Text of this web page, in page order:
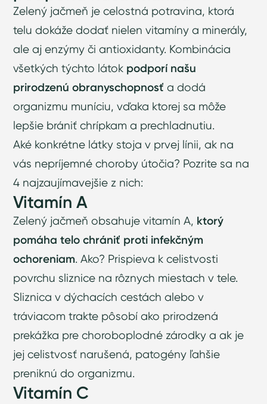
Zelený jačmeň je celostná potravina, ktorá
telu dokáže dodať nielen vitamíny a minerály,
ale aj enzýmy či antioxidanty. Kombinácia
všetkých týchto látok podporí našu
prirodzenú obranyschopnosť a dodá
organizmu muníciu, vďaka ktorej sa môže
lepšie brániť chrípkam a prechladnutiu.
Aké konkrétne látky stoja v prvej línii, ak na
vás nepríjemné choroby útočia? Pozrite sa na
4 najzaujímavejšie z nich:
Vitamín A
Zelený jačmeň obsahuje vitamín A, ktorý
pomáha telo chrániť proti infekčným
ochoreniam. Ako? Prispieva k celistvosti
povrchu sliznice na rôznych miestach v tele.
Sliznica v dýchacích cestách alebo v
tráviacom trakte pôsobí ako prirodzená
prekážka pre choroboplodné zárodky a ak je
jej celistvosť narušená, patogény ľahšie
preniknú do organizmu.
Vitamín C